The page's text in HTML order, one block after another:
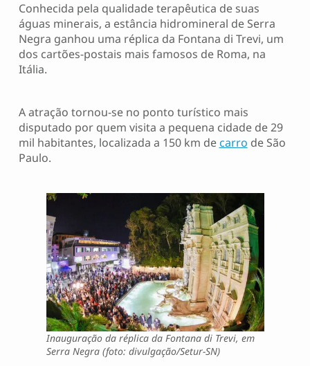
Conhecida pela qualidade terapêutica de suas
águas minerais, a estância hidromineral de Serra
Negra ganhou uma réplica da Fontana di Trevi, um
dos cartões-postais mais famosos de Roma, na
Itália.
A atração tornou-se no ponto turístico mais
disputado por quem visita a pequena cidade de 29
mil habitantes, localizada a 150 km de carro de São
Paulo.
Inauguração da réplica da Fontana di Trevi, em
Serra Negra (foto: divulgação/Setur-SN)